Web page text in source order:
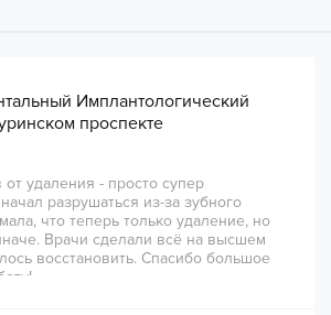
Имплантологический
проспекте
удаления - просто супер
разрушаться из-за зубного
что теперь только удаление, но
Врачи сделали всё на высшем
восстановить. Спасибо большое